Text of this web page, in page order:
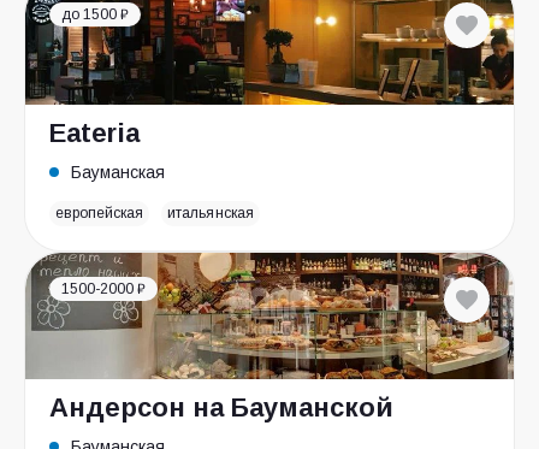
до 1500 ₽
Eateria
Бауманская
европейская итальянская
1500-2000 ₽
Андерсон на Бауманской